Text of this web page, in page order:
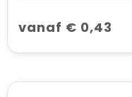
vanaf € 0,43